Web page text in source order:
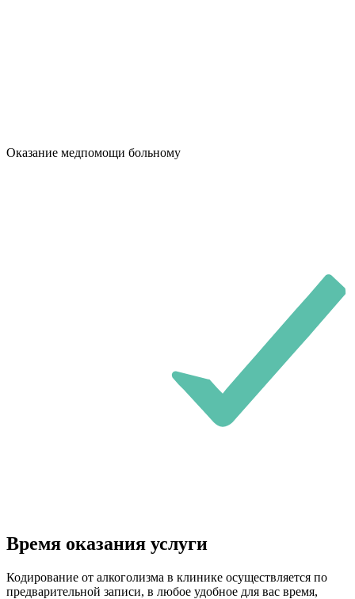
Оказание медпомощи больному
Время оказания услуги
Кодирование от алкоголизма в клинике осуществляется по
предварительной записи, в любое удобное для вас время,